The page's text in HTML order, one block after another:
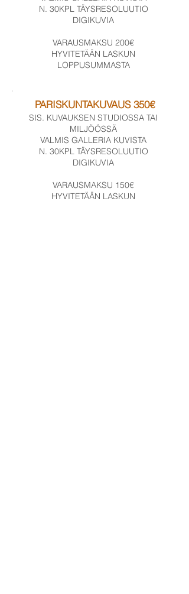
N. 30KPL TÄYSRESOLUUTIO
DIGIKUVIA
VARAUSMAKSU 200€
HYVITETÄÄN LASKUN
LOPPUSUMMASTA
PARISKUNTAKUVAUS 350€
SIS. KUVAUKSEN STUDIOSSA TAI
MILJÖÖSSÄ
VALMIS GALLERIA KUVISTA
N. 30KPL TÄYSRESOLUUTIO
DIGIKUVIA
VARAUSMAKSU 150€
HYVITETÄÄN LASKUN